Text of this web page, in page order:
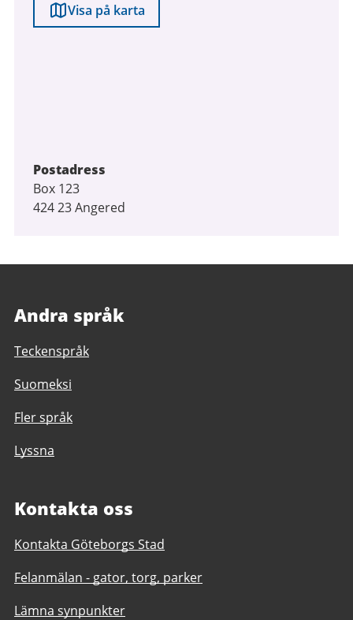
Visa på karta
Postadress
Box 123
424 23 Angered
Andra språk
Teckenspråk
Suomeksi
Fler språk
Lyssna
Kontakta oss
Kontakta Göteborgs Stad
Felanmälan - gator, torg, parker
Lämna synpunkter